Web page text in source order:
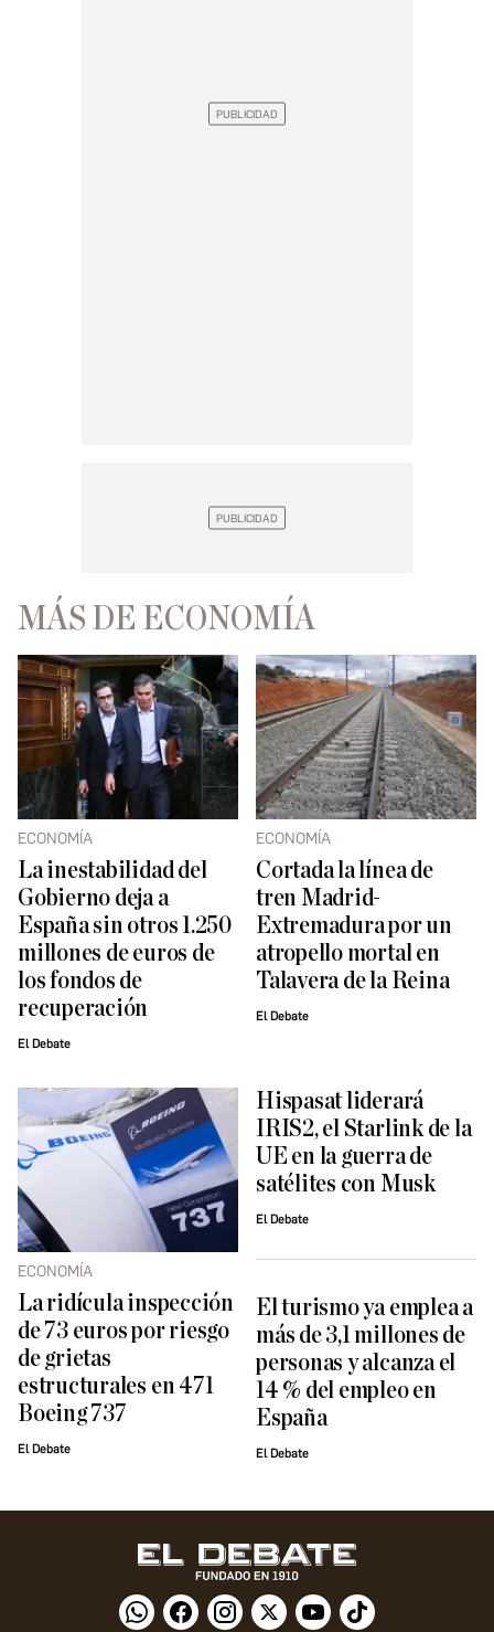
MÁS DE ECONOMÍA
ECONOMÍA
La inestabilidad del
Gobierno deja a
España sin otros 1.250
millones de euros de
los fondos de
recuperación
El Debate
ECONOMÍA
Cortada la línea de
tren Madrid-
Extremadura por un
atropello mortal en
Talavera de la Reina
El Debate
ECONOMÍA
La ridícula inspección
de 73 euros por riesgo
de grietas
estructurales en 471
Boeing 737
El Debate
Hispasat liderará
IRIS2, el Starlink de la
UE en la guerra de
satélites con Musk
El Debate
El turismo ya emplea a
más de 3,1 millones de
personas y alcanza el
14 % del empleo en
España
El Debate